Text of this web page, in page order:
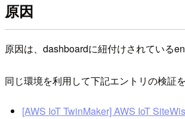
原因
原因は、dashboardに紐付けされている
同じ環境を利用して下記エントリの検証
[AWS IoT TwinMaker] AWS IoT